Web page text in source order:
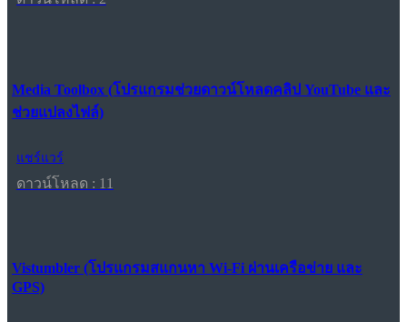
Media Toolbox (โปรแกรมช่วยดาวน์โหลดคลิป YouTube และ
ช่วยแปลงไฟล์)
แชร์แวร์
ดาวน์โหลด : 11
Vistumbler (โปรแกรมสแกนหา Wi-Fi ผ่านเครือข่าย และ
GPS)